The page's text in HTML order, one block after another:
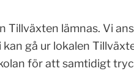
Tillväxten lämnas. Vi
gå ur lokalen
för att samtidigt